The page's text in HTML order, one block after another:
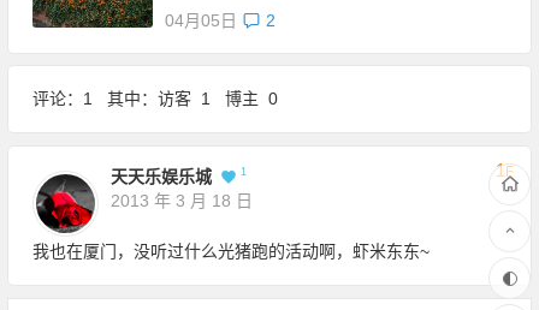
04月05日 2
评论：1 其中：访客 1 博主 0
天天乐娱乐城 1
2013 年 3 月 18 日
1F
我也在厦门，没听过什么光猪跑的活动啊，虾米东东~